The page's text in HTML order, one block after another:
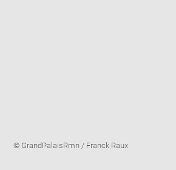
Image
© GrandPalaisRmn / Franck Raux